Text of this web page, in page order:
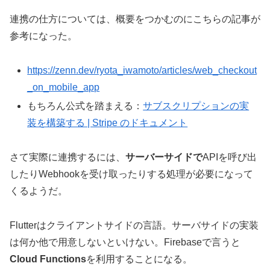
連携の仕方については、概要をつかむのにこちらの記事が
参考になった。
https://zenn.dev/ryota_iwamoto/articles/web_checkout
_on_mobile_app
もちろん公式を踏まえる：サブスクリプションの実
装を構築する | Stripe のドキュメント
さて実際に連携するには、 サーバーサイドでAPIを呼び出
したりWebhookを受け取ったりする処理が必要になって
くるようだ。
Flutterはクライアントサイドの言語。サーバサイドの実装
は何か他で用意しないといけない。Firebaseで言うと
Cloud Functionsを利用することになる。